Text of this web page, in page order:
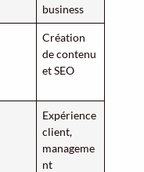
business
Création
de contenu
et SEO
Expérience
client,
manageme
nt